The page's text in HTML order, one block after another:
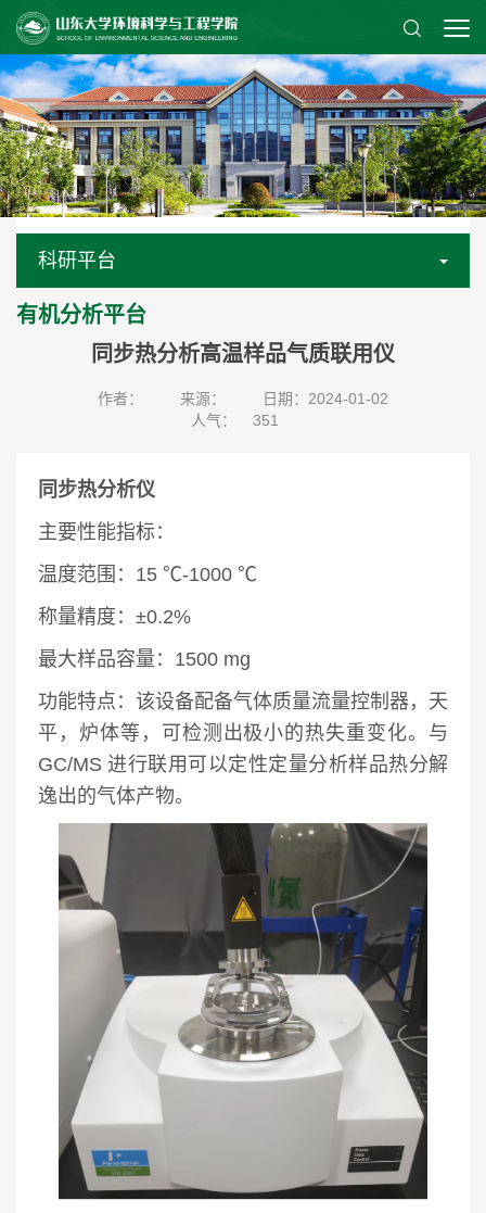
科研平台
有机分析平台
同步热分析高温样品气质联用仪
作者： 来源：
日期：2024-01-02
人气：
351
同步热分析仪
主要性能指标：
温度范围：15 ℃-1000 ℃
称量精度：±0.2%
最大样品容量：1500 mg
功能特点： 该设备配备气体质量流量控制器，天
平，炉体等，可检测出极小的热失重变化。与
GC/MS 进行联用可以定性定量分析样品热分解
逸出的气体产物。